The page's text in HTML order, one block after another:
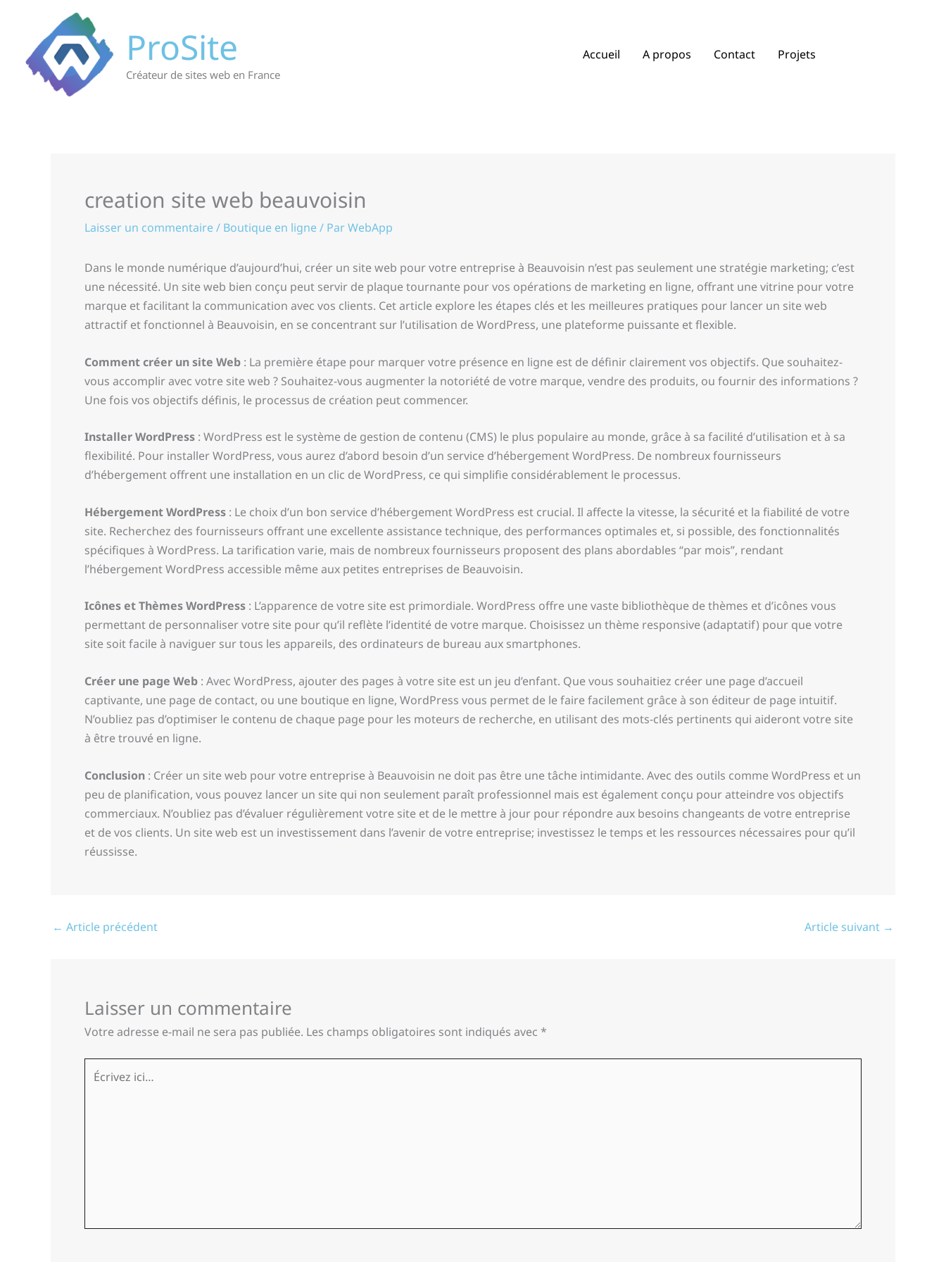
contenu
ProSite
Créateur de sites web en France
Accueil A propos Contact Projets
creation site web beauvoisin
Laisser un commentaire/ Boutique en ligne/ ParWebApp
Dans le monde numérique d’aujourd’hui, créer un site web pour votre entreprise à Beauvoisin n’est pas seulement une stratégie marketing; c’est
une nécessité. Un site web bien conçu peut servir de plaque tournante pour vos opérations de marketing en ligne, offrant une vitrine pour votre
marque et facilitant la communication avec vos clients. Cet article explore les étapes clés et les meilleures pratiques pour lancer un site web
attractif et fonctionnel à Beauvoisin, en se concentrant sur l’utilisation de WordPress, une plateforme puissante et flexible.
Comment créer un site Web : La première étape pour marquer votre présence en ligne est de définir clairement vos objectifs. Que souhaitez-
vous accomplir avec votre site web ? Souhaitez-vous augmenter la notoriété de votre marque, vendre des produits, ou fournir des informations ?
Une fois vos objectifs définis, le processus de création peut commencer.
Installer WordPress : WordPress est le système de gestion de contenu (CMS) le plus populaire au monde, grâce à sa facilité d’utilisation et à sa
flexibilité. Pour installer WordPress, vous aurez d’abord besoin d’un service d’hébergement WordPress. De nombreux fournisseurs
d’hébergement offrent une installation en un clic de WordPress, ce qui simplifie considérablement le processus.
Hébergement WordPress : Le choix d’un bon service d’hébergement WordPress est crucial. Il affecte la vitesse, la sécurité et la fiabilité de votre
site. Recherchez des fournisseurs offrant une excellente assistance technique, des performances optimales et, si possible, des fonctionnalités
spécifiques à WordPress. La tarification varie, mais de nombreux fournisseurs proposent des plans abordables “par mois”, rendant
l’hébergement WordPress accessible même aux petites entreprises de Beauvoisin.
Icônes et Thèmes WordPress : L’apparence de votre site est primordiale. WordPress offre une vaste bibliothèque de thèmes et d’icônes vous
permettant de personnaliser votre site pour qu’il reflète l’identité de votre marque. Choisissez un thème responsive (adaptatif) pour que votre
site soit facile à naviguer sur tous les appareils, des ordinateurs de bureau aux smartphones.
Créer une page Web : Avec WordPress, ajouter des pages à votre site est un jeu d’enfant. Que vous souhaitiez créer une page d’accueil
captivante, une page de contact, ou une boutique en ligne, WordPress vous permet de le faire facilement grâce à son éditeur de page intuitif.
N’oubliez pas d’optimiser le contenu de chaque page pour les moteurs de recherche, en utilisant des mots-clés pertinents qui aideront votre site
à être trouvé en ligne.
Conclusion : Créer un site web pour votre entreprise à Beauvoisin ne doit pas être une tâche intimidante. Avec des outils comme WordPress et un
peu de planification, vous pouvez lancer un site qui non seulement paraît professionnel mais est également conçu pour atteindre vos objectifs
commerciaux. N’oubliez pas d’évaluer régulièrement votre site et de le mettre à jour pour répondre aux besoins changeants de votre entreprise
et de vos clients. Un site web est un investissement dans l’avenir de votre entreprise; investissez le temps et les ressources nécessaires pour qu’il
réussisse.
← Article précédent Article suivant →
Laisser un commentaire
Votre adresse e-mail ne sera pas publiée. Les champs obligatoires sont indiqués avec *
Écrivez
ici…